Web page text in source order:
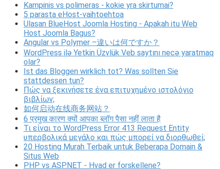
Kampinis vs polimeras - kokie yra skirtumai?
5 parasta eHost-vaihtoehtoa
Ulasan BlueHost Joomla Hosting - Apakah itu Web
Host Joomla Bagus?
Angular vs Polymer –違いは何ですか？
WordPress ilə Yetkin Üzvlük Veb saytını necə yaratmaq
olar?
Ist das Bloggen wirklich tot? Was sollten Sie
stattdessen tun?
Πώς να ξεκινήσετε ένα επιτυχημένο ιστολόγιο
βιβλίων;
如何启动在线商务网站？
6 प्रमुख कारण क्यों आपका ब्लॉग पैसा नहीं लाता है
Τι είναι το WordPress Error 413 Request Entity
υπερβολικά μεγάλο και πώς μπορεί να διορθωθεί;
20 Hosting Murah Terbaik untuk Beberapa Domain &
Situs Web
PHP vs ASP.NET - Hvad er forskellene?